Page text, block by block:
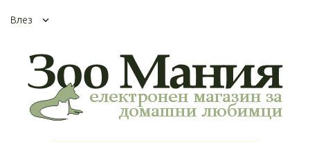
Влез